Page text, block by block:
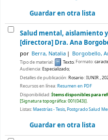
Guardar en otra lista
Salud mental, aislamiento
[directora] Dra. Ana
por Berra, Natalia Borgobello,
Tipo de material: Texto; Formato:
Audiencia:Especializado;
Detalles de publicación:Rosario :IUNIR ,
Recursos en línea:Resumen en PDF
Disponibilidad:Ítems disponibles para
Signatura topográfica:001(043) .
Listas:Maestrías - Tesis,Postgrado Salud
Guardar en otra lista